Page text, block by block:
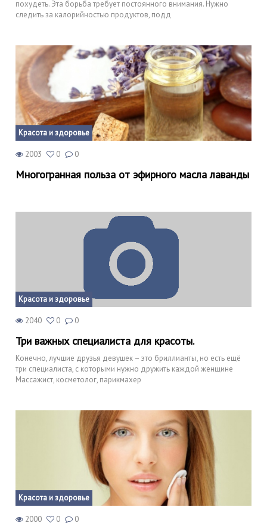
похудеть. Эта борьба требует постоянного внимания. Нужно
следить за калорийностью продуктов, подд
Красота и здоровье
2003 0 0
Многогранная польза от эфирного масла лаванды
Красота и здоровье
2040 0 0
Три важных специалиста для красоты.
Конечно, лучшие друзья девушек – это бриллианты, но есть ещё
три специалиста, с которыми нужно дружить каждой женщине
Массажист, косметолог, парикмахер
Красота и здоровье
2000 0 0